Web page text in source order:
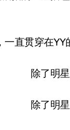
直贯穿在YY